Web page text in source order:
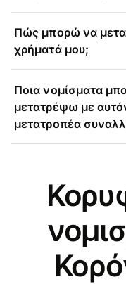
Πώς μπορώ να
χρήματά μου;
Ποια νομίσματα
μετατρέψω με
μετατροπέα